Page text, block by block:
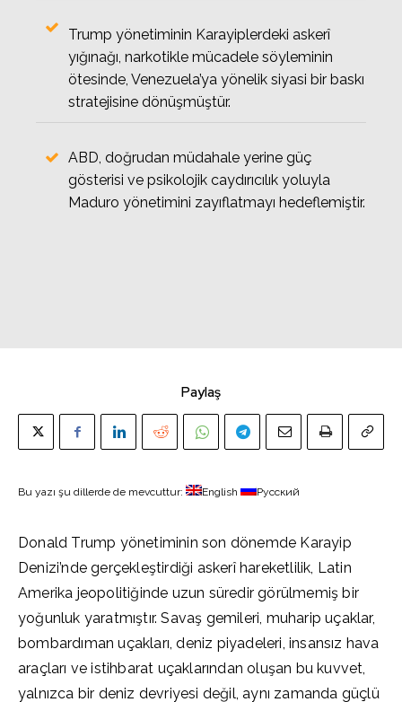
Trump yönetiminin Karayiplerdeki askerî
yığınağı, narkotikle mücadele söyleminin
ötesinde, Venezuela’ya yönelik siyasi bir baskı
stratejisine dönüşmüştür.
ABD, doğrudan müdahale yerine güç
gösterisi ve psikolojik caydırıcılık yoluyla
Maduro yönetimini zayıflatmayı hedeflemiştir.
Paylaş
Bu yazı şu dillerde de mevcuttur: English Русский
Donald Trump yönetiminin son dönemde Karayip
Denizi’nde gerçekleştirdiği askerî hareketlilik, Latin
Amerika jeopolitiğinde uzun süredir görülmemiş bir
yoğunluk yaratmıştır. Savaş gemileri, muharip uçaklar,
bombardıman uçakları, deniz piyadeleri, insansız hava
araçları ve istihbarat uçaklarından oluşan bu kuvvet,
yalnızca bir deniz devriyesi değil, aynı zamanda güçlü